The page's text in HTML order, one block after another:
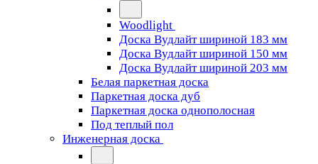
Woodlight
Доска Вудлайт шириной 183 мм
Доска Вудлайт шириной 150 мм
Доска Вудлайт шириной 203 мм
Белая паркетная доска
Паркетная доска дуб
Паркетная доска однополосная
Под теплый пол
Инженерная доска